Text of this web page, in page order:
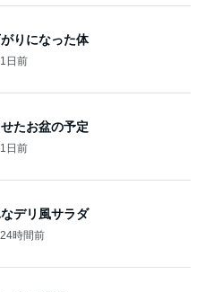
りになった体
1日前
たお盆の予定
1日前
デリ風サラダ
24時間前